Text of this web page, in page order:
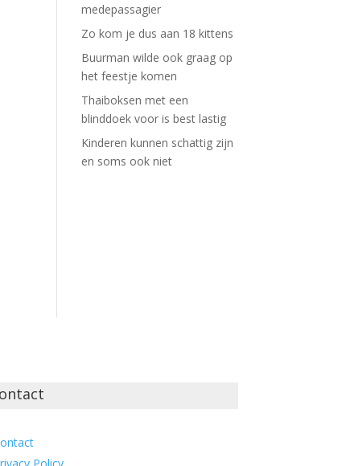
medepassagier
Zo kom je dus aan 18 kittens
Buurman wilde ook graag op
het feestje komen
Thaiboksen met een
blinddoek voor is best lastig
Kinderen kunnen schattig zijn
en soms ook niet